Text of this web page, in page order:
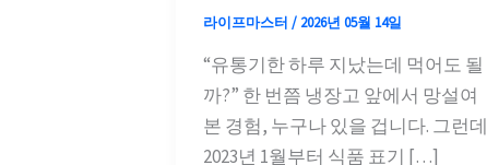
라이프마스터 / 2026년 05월 14일
“유통기한 하루 지났는데 먹어도 될
까?” 한 번쯤 냉장고 앞에서 망설여
본 경험, 누구나 있을 겁니다. 그런데
2023년 1월부터 식품 표기 […]